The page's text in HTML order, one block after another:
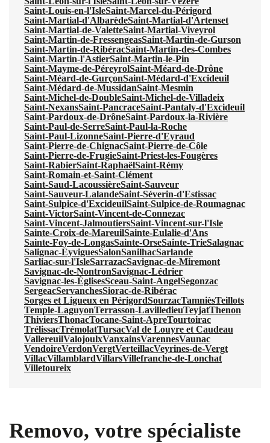
Saint-Louis-en-l'IsleSaint-Marcel-du-Périgord
Saint-Martial-d'AlbarèdeSaint-Martial-d'Artenset
Saint-Martial-de-ValetteSaint-Martial-Viveyrol
Saint-Martin-de-FressengeasSaint-Martin-de-Gurson
Saint-Martin-de-RibéracSaint-Martin-des-Combes
Saint-Martin-l'AstierSaint-Martin-le-Pin
Saint-Mayme-de-PéreyrolSaint-Méard-de-Drône
Saint-Méard-de-GurçonSaint-Médard-d'Excideuil
Saint-Médard-de-MussidanSaint-Mesmin
Saint-Michel-de-DoubleSaint-Michel-de-Villadeix
Saint-NexansSaint-PancraceSaint-Pantaly-d'Excideuil
Saint-Pardoux-de-DrôneSaint-Pardoux-la-Rivière
Saint-Paul-de-SerreSaint-Paul-la-Roche
Saint-Paul-LizonneSaint-Pierre-d'Eyraud
Saint-Pierre-de-ChignacSaint-Pierre-de-Côle
Saint-Pierre-de-FrugieSaint-Priest-les-Fougères
Saint-RabierSaint-RaphaëlSaint-Rémy
Saint-Romain-et-Saint-Clément
Saint-Saud-LacoussièreSaint-Sauveur
Saint-Sauveur-LalandeSaint-Séverin-d'Estissac
Saint-Sulpice-d'ExcideuilSaint-Sulpice-de-Roumagnac
Saint-VictorSaint-Vincent-de-Connezac
Saint-Vincent-JalmoutiersSaint-Vincent-sur-l'Isle
Sainte-Croix-de-MareuilSainte-Eulalie-d'Ans
Sainte-Foy-de-LongasSainte-OrseSainte-TrieSalagnac
Salignac-EyviguesSalonSanilhacSarlande
Sarliac-sur-l'IsleSarrazacSavignac-de-Miremont
Savignac-de-NontronSavignac-Lédrier
Savignac-les-ÉglisesSceau-Saint-AngelSegonzac
SergeacServanchesSiorac-de-Ribérac
Sorges et Ligueux en PérigordSourzacTamnièsTeillots
Temple-LaguyonTerrasson-LavilledieuTeyjatThenon
ThiviersThonacTocane-Saint-ApreTourtoirac
TrélissacTrémolatTursacVal de Louyre et Caudeau
VallereuilValojoulxVanxainsVarennesVaunac
VendoireVerdonVergtVerteillacVeyrines-de-Vergt
VillacVillamblardVillarsVillefranche-de-Lonchat
Villetoureix
Removo, votre spécialiste